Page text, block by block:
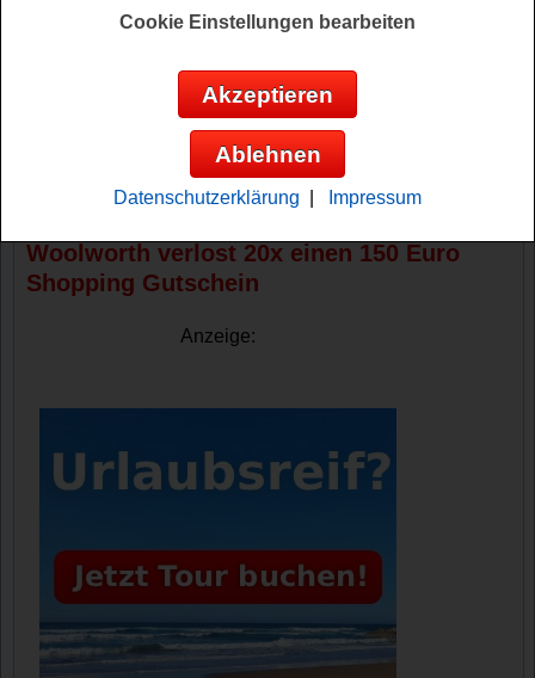
eine schöne Erinnerung oder eine kleine
einkaufen. Ihre Nachricht wird anschließend Teil eines
digitalen Mega-Liebesbriefs, mit dem Woolworth eine
Brieflänge von 1.000 Metern erreichen und damit den
aktuellen Weltrekord brechen möchte. Wir wünschen
Ihnen viel Glück!
Woolworth verlost 20x einen 150 Euro
Shopping Gutschein
Anzeige:
Cookie Einstellungen bearbeiten
Akzeptieren
Ablehnen
Datenschutzerklärung Impressum